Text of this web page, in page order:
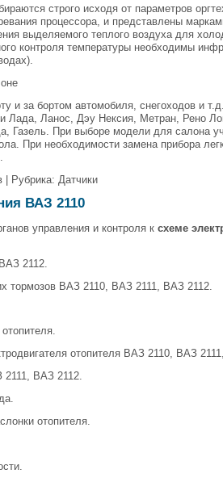
строго исходя от параметров
процессора, и представлены
выделяемого теплого воздуха для
контроля температуры необходимы
и за бортом автомобиля, снегоходов и
Лада, Ланос, Дэу Нексия, Метран, Рено
Газель. При выборе модели для салона
При необходимости замена прибора
| Рубрика: Датчики
ВАЗ 2110
управления и контроля ксхеме
2112.
тормозов ВАЗ 2110, ВАЗ 2111, ВАЗ 2112.
отопителя ВАЗ 2110, ВАЗ
2111, ВАЗ 2112.
отопителя.